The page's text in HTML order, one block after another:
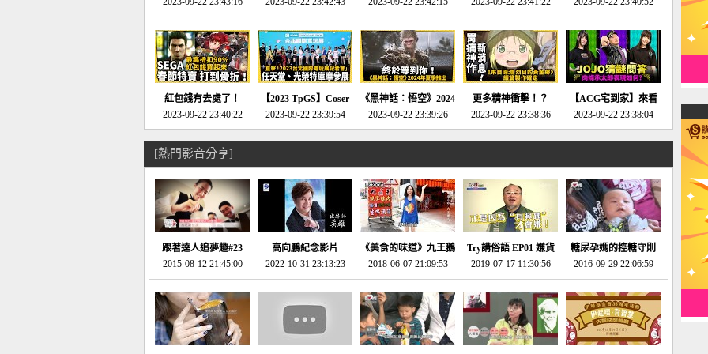
天平》介紹！-電玩宅
速配20230126
回「石村號」的恐懼體
驗-電玩宅速配
20230125
版」!!!今年就能玩到!!-
電玩宅速配20230124
動作角色扮演遊戲！-
電玩宅速配20230123
第一名早就決定了，封
面圖直接雷你!-電玩宅
速配20230120
紅包錢有去處了！
SEGA春節特賣 超過85
款遊戲打到骨折-電玩
宅速配20230119
2023-09-22 23:40:22
【2023 TpGS】Coser
和Show Girl搶先看！
直擊展前記者會-電玩
2023-09-22 23:39:54
《黑神話：悟空》2024
年夏季推出！確定不會
延期齁？-電玩宅速配
2023-09-22 23:39:26
更多精神衝擊！？
《來自深淵 烈日的黃
金鄉》續篇動畫確定
2023-09-22 23:38:36
【ACG宅到家】來看
就抽周邊！《JOJO的
奇妙冒險》問答大挑戰
年特展 feat 蕎羽 、櫻
花
2023-09-22 23:38:04
[熱門影音分享]
跟著達人追夢趣#23
promo-我想開間咖啡
館(謝佳凌)
2015-08-12 21:45:00
高向鵬紀念影片
2022-10-31 23:13:23
《美食的味道》九王鵝
肉
2018-06-07 21:09:53
Try講俗語 EP01 嫌貨
才是買貨人
2019-07-17 11:30:56
糖尿孕媽的控糖守則
2016-09-29 22:06:59